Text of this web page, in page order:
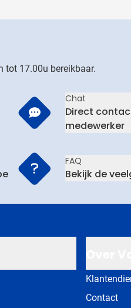
tot 17.00u bereikbaar.
Chat
Direct
medewerker
FAQ
Bekijk de
Contact